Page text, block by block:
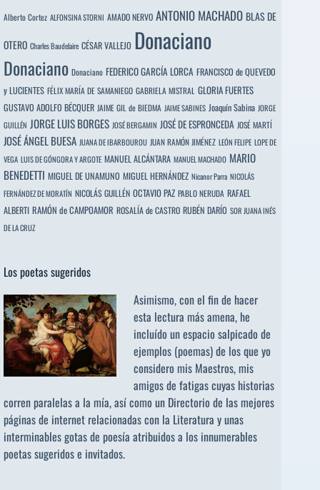
Alberto Cortez ALFONSINA STORNI AMADO NERVO ANTONIO MACHADO BLAS DE
OTERO Charles Baudelaire CÉSAR VALLEJO Donaciano
Donaciano Donaciano FEDERICO GARCÍA LORCA FRANCISCO de QUEVEDO
y LUCIENTES FÉLIX MARÍA DE SAMANIEGO GABRIELA MISTRAL GLORIA FUERTES
GUSTAVO ADOLFO BÉCQUER JAIME GIL de BIEDMA JAIME SABINES Joaquín Sabina JORGE
GUILLÉN JORGE LUIS BORGES JOSÉ BERGAMIN JOSÉ DE ESPRONCEDA JOSÉ MARTÍ
JOSÉ ÁNGEL BUESA JUANA DE IBARBOUROU JUAN RAMÓN JIMÉNEZ LEÓN FELIPE LOPE DE
VEGA LUIS DE GÓNGORA Y ARGOTE MANUEL ALCÁNTARA MANUEL MACHADO MARIO
BENEDETTI MIGUEL DE UNAMUNO MIGUEL HERNÁNDEZ Nicanor Parra NICOLÁS
FERNÁNDEZ DE MORATÍN NICOLÁS GUILLÉN OCTAVIO PAZ PABLO NERUDA RAFAEL
ALBERTI RAMÓN de CAMPOAMOR ROSALÍA de CASTRO RUBÉN DARÍO SOR JUANA INÉS
DE LA CRUZ
Los poetas sugeridos
Asimismo, con el fin de hacer
esta lectura más amena, he
incluído un espacio salpicado de
ejemplos (poemas) de los que yo
considero mis Maestros, mis
amigos de fatigas cuyas historias
corren paralelas a la mía, así como un Directorio de las mejores
páginas de internet relacionadas con la Literatura y unas
interminables gotas de poesía atribuidos a los innumerables
poetas sugeridose invitados.